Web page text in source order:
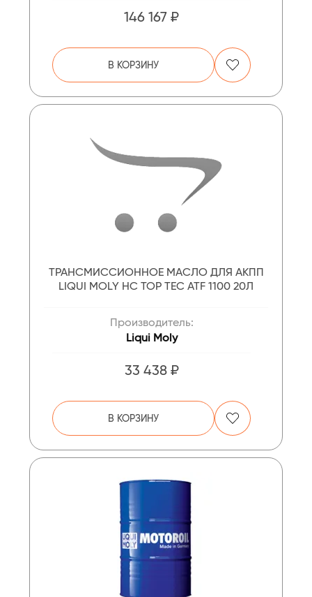
146 167 ₽
В КОРЗИНУ
ТРАНСМИССИОННОЕ МАСЛО ДЛЯ АКПП
LIQUI MOLY НС TOP TEC ATF 1100 20Л
Производитель:
Liqui Moly
33 438 ₽
В КОРЗИНУ